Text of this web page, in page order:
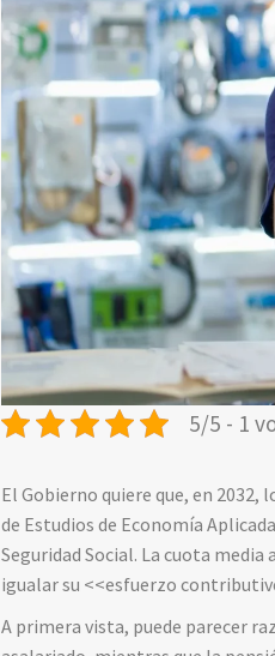
5/5 - 1
El Gobierno quiere que, en
de Estudios de Economía
Seguridad Social. La cuota
igualar su <<esfuerzo
A primera vista, puede parecer